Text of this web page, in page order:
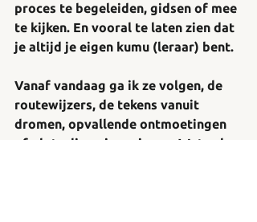
proces te begeleiden, gidsen of mee
te kijken. En vooral te laten zien dat
je altijd je eigen kumu (leraar) bent.
Vanaf vandaag ga ik ze volgen, de
routewijzers, de tekens vanuit
dromen, opvallende ontmoetingen
of plotselinge ingevingen. Wat zal